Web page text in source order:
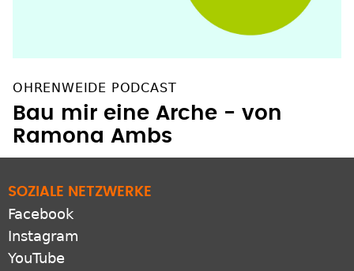
OHRENWEIDE PODCAST
Bau mir eine Arche - von
Ramona Ambs
SOZIALE NETZWERKE
Facebook
Instagram
YouTube